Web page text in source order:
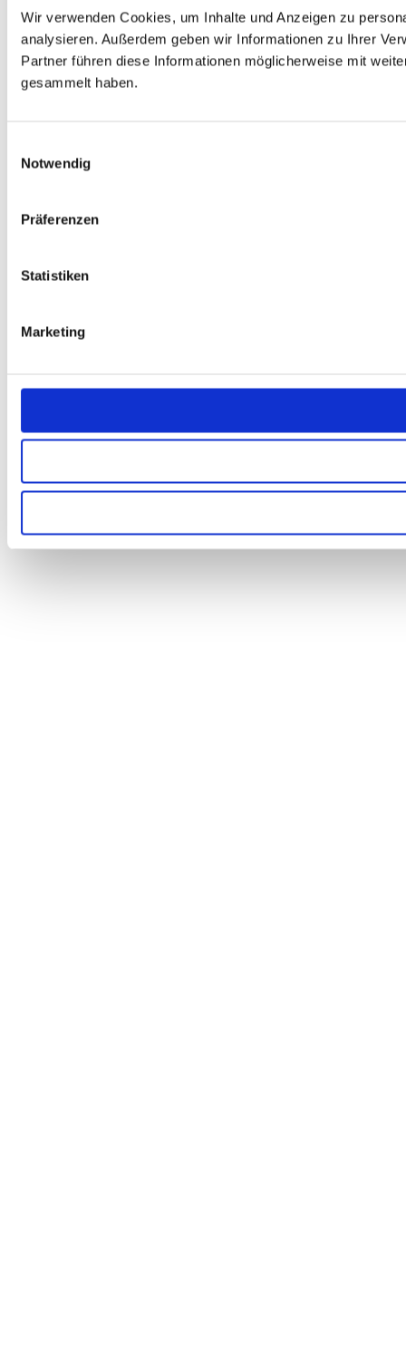
Wir verwenden Cookies, um Inhalte und Anzeigen zu
analysieren. Außerdem geben wir Informationen zu Ihrer
Partner führen diese Informationen möglicherweise mit
gesammelt haben.
Notwendig
Präferenzen
Statistiken
Marketing